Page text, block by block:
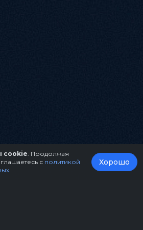
cookie . Продолжая
с политикой
Хорошо